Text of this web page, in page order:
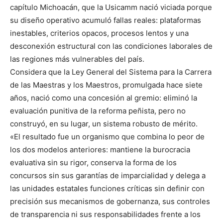
capítulo Michoacán, que la Usicamm nació viciada porque
su diseño operativo acumuló fallas reales: plataformas
inestables, criterios opacos, procesos lentos y una
desconexión estructural con las condiciones laborales de
las regiones más vulnerables del país.
Considera que la Ley General del Sistema para la Carrera
de las Maestras y los Maestros, promulgada hace siete
años, nació como una concesión al gremio: eliminó la
evaluación punitiva de la reforma peñista, pero no
construyó, en su lugar, un sistema robusto de mérito.
«El resultado fue un organismo que combina lo peor de
los dos modelos anteriores: mantiene la burocracia
evaluativa sin su rigor, conserva la forma de los
concursos sin sus garantías de imparcialidad y delega a
las unidades estatales funciones críticas sin definir con
precisión sus mecanismos de gobernanza, sus controles
de transparencia ni sus responsabilidades frente a los